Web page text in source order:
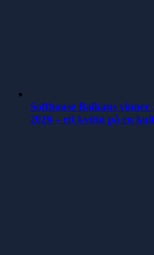
Softhouse Balkans vinner
2026 – ett kvitto på en